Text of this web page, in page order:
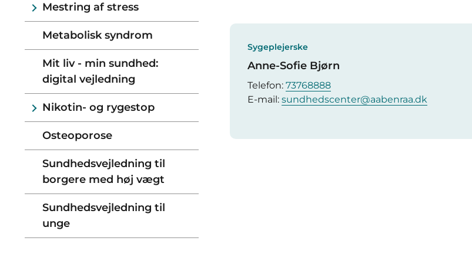
Mestring af stress
Metabolisk syndrom
Mit liv - min sundhed:
digital vejledning
Nikotin- og rygestop
Osteoporose
Sundhedsvejledning til
borgere med høj vægt
Sundhedsvejledning til
unge
Sygeplejerske
Anne-Sofie Bjørn
Telefon: 73768888
E-mail: sundhedscenter@aabenraa.dk